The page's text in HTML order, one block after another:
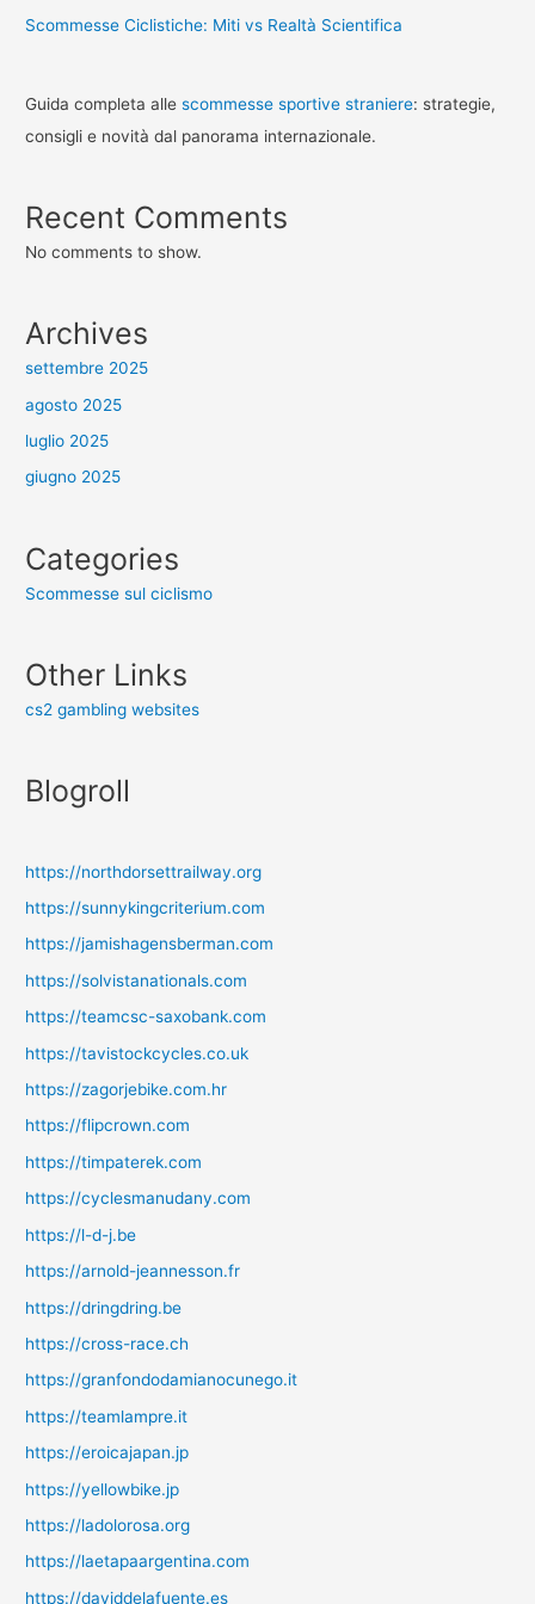
Scommesse Ciclistiche: Miti vs Realtà Scientifica
Guida completa allescommesse sportive straniere: strategie,
consigli e novità dal panorama internazionale.
Recent Comments
No comments to show.
Archives
settembre 2025
agosto 2025
luglio 2025
giugno 2025
Categories
Scommesse sul ciclismo
Other Links
cs2 gambling websites
Blogroll
https://northdorsettrailway.org
https://sunnykingcriterium.com
https://jamishagensberman.com
https://solvistanationals.com
https://teamcsc-saxobank.com
https://tavistockcycles.co.uk
https://zagorjebike.com.hr
https://flipcrown.com
https://timpaterek.com
https://cyclesmanudany.com
https://l-d-j.be
https://arnold-jeannesson.fr
https://dringdring.be
https://cross-race.ch
https://granfondodamianocunego.it
https://teamlampre.it
https://eroicajapan.jp
https://yellowbike.jp
https://ladolorosa.org
https://laetapaargentina.com
https://daviddelafuente.es